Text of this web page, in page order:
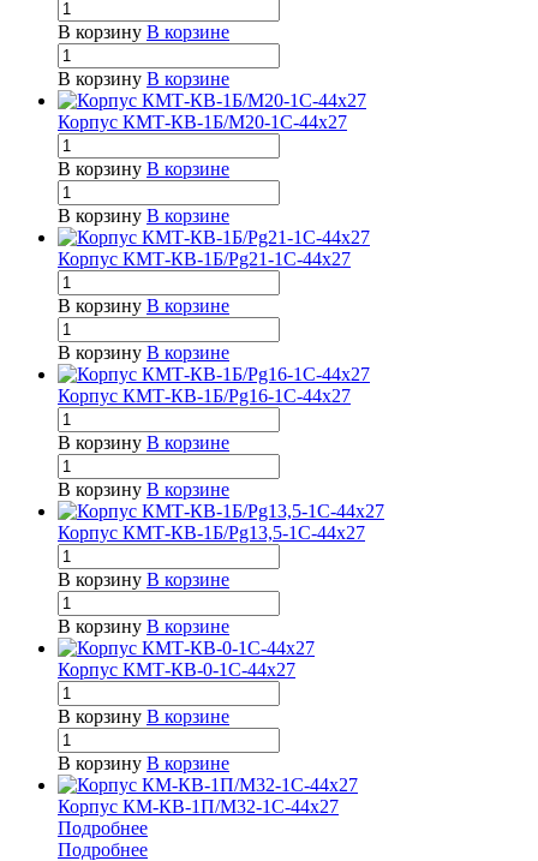
В корзину В корзине
В корзину В корзине
Корпус КМТ-КВ-1Б/М20-1С-44х27
В корзину В корзине
В корзину В корзине
Корпус КМТ-КВ-1Б/Pg21-1С-44х27
В корзину В корзине
В корзину В корзине
Корпус КМТ-КВ-1Б/Pg16-1С-44х27
В корзину В корзине
В корзину В корзине
Корпус КМТ-КВ-1Б/Pg13,5-1С-44х27
В корзину В корзине
В корзину В корзине
Корпус КМТ-КВ-0-1С-44х27
В корзину В корзине
В корзину В корзине
Корпус КМ-КВ-1П/М32-1С-44х27
Подробнее
Подробнее